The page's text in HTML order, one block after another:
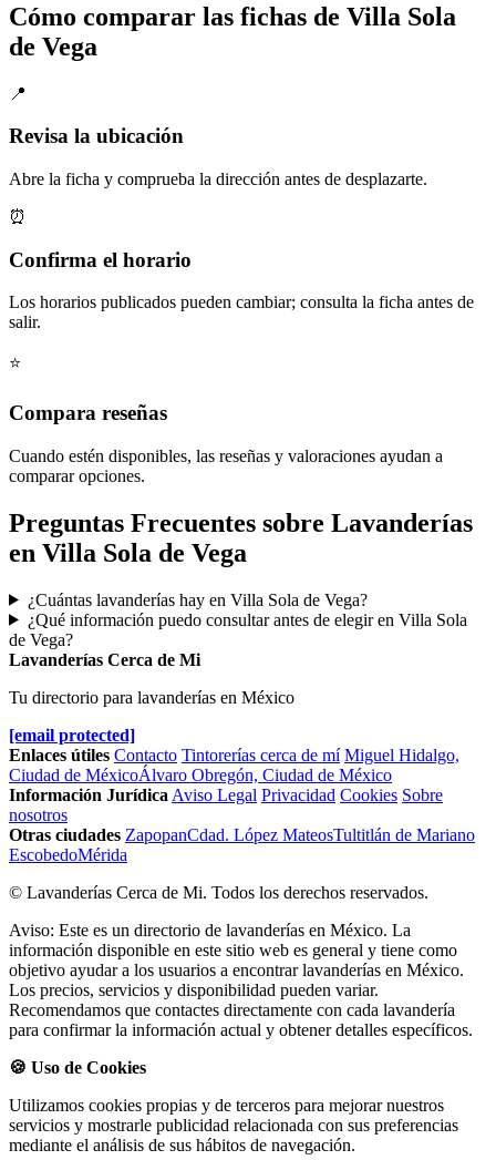
Cómo comparar las fichas de Villa Sola
de Vega
📍
Revisa la ubicación
Abre la ficha y comprueba la dirección antes de desplazarte.
⏰
Confirma el horario
Los horarios publicados pueden cambiar; consulta la ficha antes de
salir.
⭐
Compara reseñas
Cuando estén disponibles, las reseñas y valoraciones ayudan a
comparar opciones.
Preguntas Frecuentes sobre Lavanderías
en Villa Sola de Vega
¿Cuántas lavanderías hay en Villa Sola de Vega?
¿Qué información puedo consultar antes de elegir en Villa Sola
de Vega?
Lavanderías Cerca de Mi
Tu directorio para lavanderías en México
[email protected]
Enlaces útiles Contacto Tintorerías cerca de mí Miguel Hidalgo,
Ciudad de MéxicoÁlvaro Obregón, Ciudad de México
Información Jurídica Aviso Legal Privacidad Cookies Sobre
nosotros
Otras ciudades ZapopanCdad. López MateosTultitlán de Mariano
EscobedoMérida
© Lavanderías Cerca de Mi. Todos los derechos reservados.
Aviso: Este es un directorio de lavanderías en México. La
información disponible en este sitio web es general y tiene como
objetivo ayudar a los usuarios a encontrar lavanderías en México.
Los precios, servicios y disponibilidad pueden variar.
Recomendamos que contactes directamente con cada lavandería
para confirmar la información actual y obtener detalles específicos.
🍪 Uso de Cookies
Utilizamos cookies propias y de terceros para mejorar nuestros
servicios y mostrarle publicidad relacionada con sus preferencias
mediante el análisis de sus hábitos de navegación.